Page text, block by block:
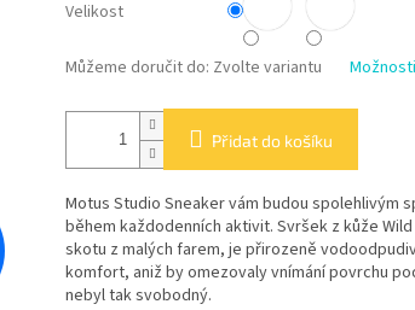
Velikost
Můžeme doručit do: Zvolte variantu
Přidat do košíku
Motus Studio Sneaker vám budou spolehlivým
během každodenních aktivit. Svršek z kůže
skotu z malých farem, je přirozeně
komfort, aniž by omezovaly vnímání povrchu
nebyl tak svobodný.